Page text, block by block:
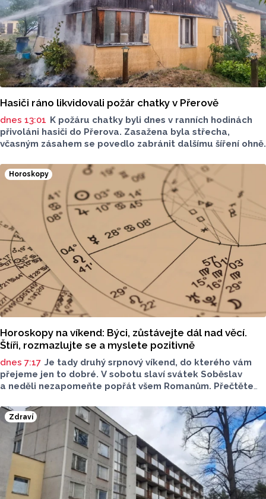
Hasiči ráno likvidovali požár chatky v Přerově
dnes 13:01 K požáru chatky byli dnes v ranních hodinách
přivoláni hasiči do Přerova. Zasažena byla střecha,
včasným zásahem se povedlo zabránit dalšímu šíření ohně.
Horoskopy
Horoskopy na víkend: Býci, zůstávejte dál nad věcí.
Štíři, rozmazlujte se a myslete pozitivně
dnes 7:17 Je tady druhý srpnový víkend, do kterého vám
přejeme jen to dobré. V sobotu slaví svátek Soběslav
a neděli nezapomeňte popřát všem Romanům. Přečtěte
Zdraví